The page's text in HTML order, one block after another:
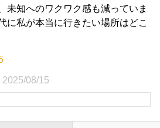
未知へのワクワク感も減っていま
に私が本当に行きたい場所はどこ
2025/08/15